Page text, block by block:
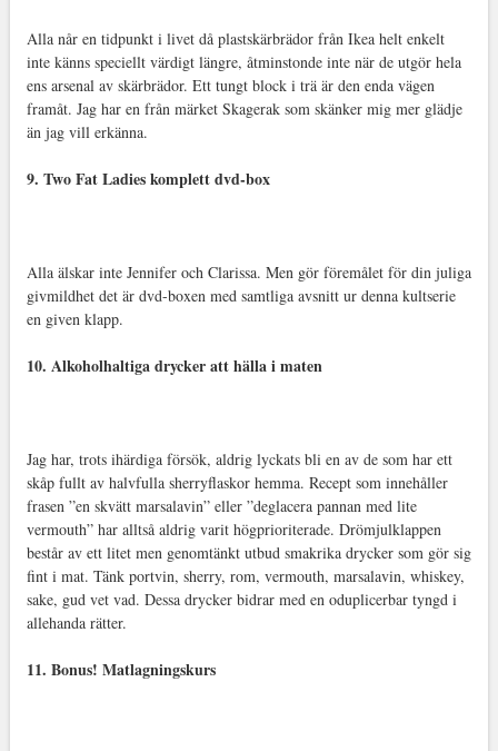
Alla når en tidpunkt i livet då plastskärbrädor från Ikea helt enkelt
inte känns speciellt värdigt längre, åtminstonde inte när de utgör hela
ens arsenal av skärbrädor. Ett tungt block i trä är den enda vägen
framåt. Jag har en från märket Skagerak som skänker mig mer glädje
än jag vill erkänna.
9. Two Fat Ladies komplett dvd-box
Alla älskar inte Jennifer och Clarissa. Men gör föremålet för din juliga
givmildhet det är dvd-boxen med samtliga avsnitt ur denna kultserie
en given klapp.
10. Alkoholhaltiga drycker att hälla i maten
Jag har, trots ihärdiga försök, aldrig lyckats bli en av de som har ett
skåp fullt av halvfulla sherryflaskor hemma. Recept som innehåller
frasen ”en skvätt marsalavin” eller ”deglacera pannan med lite
vermouth” har alltså aldrig varit högprioriterade. Drömjulklappen
består av ett litet men genomtänkt utbud smakrika drycker som gör sig
fint i mat. Tänk portvin, sherry, rom, vermouth, marsalavin, whiskey,
sake, gud vet vad. Dessa drycker bidrar med en oduplicerbar tyngd i
allehanda rätter.
11. Bonus! Matlagningskurs